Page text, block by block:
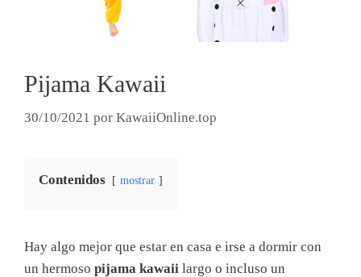
Pijama Kawaii
30/10/2021 por KawaiiOnline.top
Contenidos mostrar
Hay algo mejor que estar en casa e irse a dormir con
un hermoso pijama kawaii largo o incluso un